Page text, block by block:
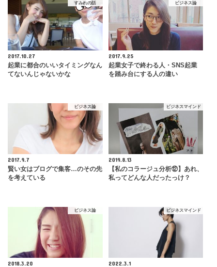
すみれの話
2017.10.27
起業に都合のいいタイミングなん
てないんじゃないかな
ビジネス論
2017.9.25
起業女子で終わる人・SNS起業
を踏み台にする人の違い
ビジネス論
2017.9.7
賢い女はブログで集客…のその先
を考えている
ビジネスマインド
2019.8.13
【私のコラージュ分析⑫】あれ、
私ってどんな人だったっけ？
ビジネス論
2018.3.20
ビジネスマインド
2022.3.1